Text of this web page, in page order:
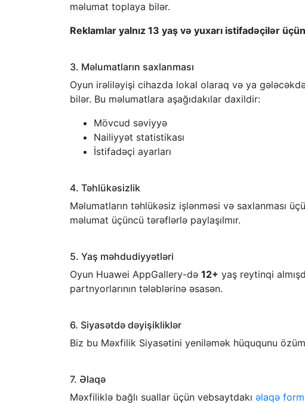
məlumat toplaya bilər.
Reklamlar yalnız 13 yaş və yuxarı istifadəçilər
3. Məlumatların saxlanması
Oyun irəliləyişi cihazda lokal olaraq və ya
bilər. Bu məlumatlara aşağıdakılar daxildir:
Mövcud səviyyə
Nailiyyət statistikası
İstifadəçi ayarları
4. Təhlükəsizlik
Məlumatların təhlükəsiz işlənməsi və saxlanması
məlumat üçüncü tərəflərlə paylaşılmır.
5. Yaş məhdudiyyətləri
Oyun Huawei AppGallery-də 12+ yaş reytinqi
partnyorlarının tələblərinə əsasən.
6. Siyasətdə dəyişikliklər
Biz bu Məxfilik Siyasətini yeniləmək hüququnu
7. Əlaqə
Məxfiliklə bağlı suallar üçün vebsaytdakı əlaqə